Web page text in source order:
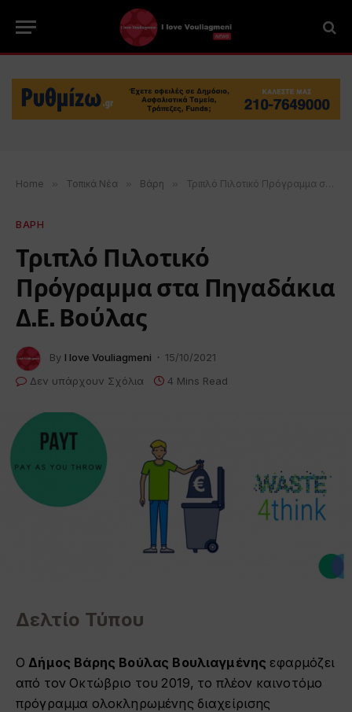
Home » Τοπικά Νέα » Βάρη » Τριπλό Πιλοτικό Πρόγραμμα στα Πηγαδάκια Δ.Ε. Βούλας
ΒΑΡΗ
Τριπλό Πιλοτικό
Πρόγραμμα στα Πηγαδάκια
Δ.Ε. Βούλας
By I love Vouliagmeni
15/10/2021
Δεν υπάρχουν Σχόλια
4 Mins Read
Δελτίο Τύπου
Ο Δήμος Βάρης Βούλας Βουλιαγμένης εφαρμόζει
από τον Οκτώβριο του 2019, το πλέον καινοτόμο
πρόγραμμα ολοκληρωμένης διαχείρισης